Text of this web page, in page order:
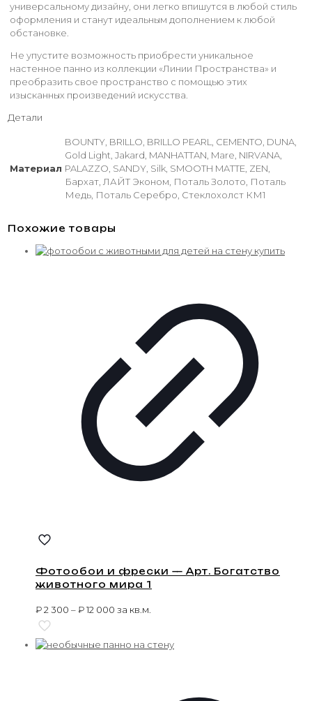
универсальному дизайну, они легко впишутся в любой стиль
оформления и станут идеальным дополнением к любой
обстановке.
Не упустите возможность приобрести уникальное
настенное панно из коллекции «Линии Пространства» и
преобразить свое пространство с помощью этих
изысканных произведений искусства.
Детали
Материал
BOUNTY, BRILLO, BRILLO PEARL, CEMENTO, DUNA,
Gold Light, Jakard, MANHATTAN, Mare, NIRVANA,
PALAZZO, SANDY, Silk, SMOOTH MATTE, ZEN,
Бархат, ЛАЙТ Эконом, Поталь Золото, Поталь
Медь, Поталь Серебро, Стеклохолст КМ1
Похожие товары
Фотообои и фрески — Арт. Богатство
животного мира 1
₽2 300 –₽12 000 за кв.м.